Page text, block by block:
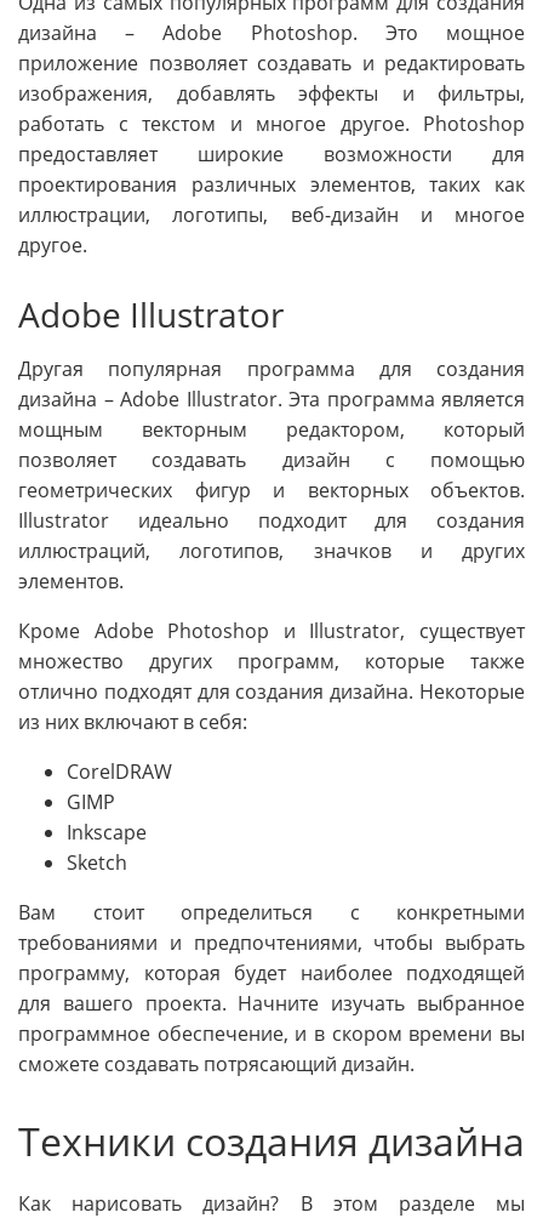
дизайна – Adobe Photoshop. Это мощное
приложение позволяет создавать и редактировать
изображения, добавлять эффекты и фильтры,
работать с текстом и многое другое. Photoshop
предоставляет широкие возможности для
проектирования различных элементов, таких как
иллюстрации, логотипы, веб-дизайн и многое
другое.
Adobe Illustrator
Другая популярная программа для создания
дизайна – Adobe Illustrator. Эта программа является
мощным векторным редактором, который
позволяет создавать дизайн с помощью
геометрических фигур и векторных объектов.
Illustrator идеально подходит для создания
иллюстраций, логотипов, значков и других
элементов.
Кроме Adobe Photoshop и Illustrator, существует
множество других программ, которые также
отлично подходят для создания дизайна. Некоторые
из них включают в себя:
CorelDRAW
GIMP
Inkscape
Sketch
Вам стоит определиться с конкретными
требованиями и предпочтениями, чтобы выбрать
программу, которая будет наиболее подходящей
для вашего проекта. Начните изучать выбранное
программное обеспечение, и в скором времени вы
сможете создавать потрясающий дизайн.
Техники создания дизайна
Как нарисовать дизайн? В этом разделе мы